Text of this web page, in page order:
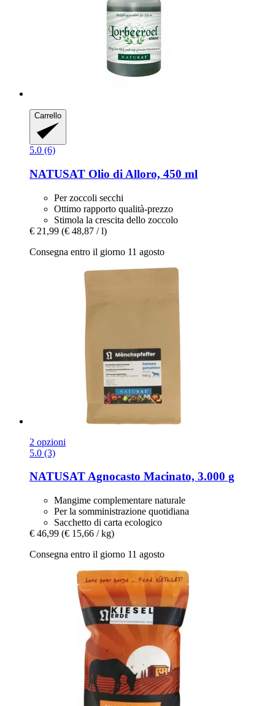
Carrello
5.0 (6)
NATUSAT Olio di Alloro, 450 ml
Per zoccoli secchi
Ottimo rapporto qualità-prezzo
Stimola la crescita dello zoccolo
€ 21,99 (€ 48,87 / l)
Consegna entro il giorno 11 agosto
2 opzioni
5.0 (3)
NATUSATAgnocasto Macinato, 3.000 g
Mangime complementare naturale
Per la somministrazione quotidiana
Sacchetto di carta ecologico
€ 46,99 (€ 15,66 / kg)
Consegna entro il giorno 11 agosto